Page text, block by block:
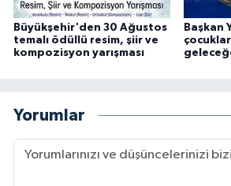
Büyükşehir'den 30 Ağustos
temalı ödüllü resim, şiir ve
kompozisyon yarışması
Başkan
Yorumlar